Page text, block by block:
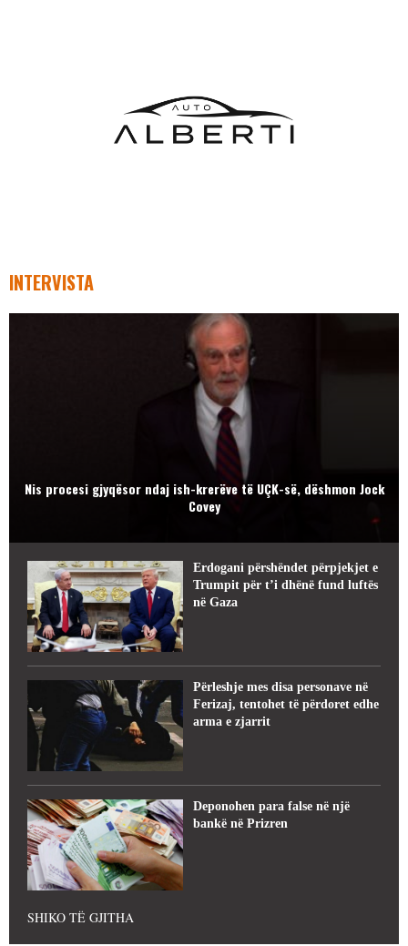
INTERVISTA
Nis procesi gjyqësor ndaj ish-krerëve të UÇK-së, dëshmon Jock
Covey
Erdogani përshëndet përpjekjet e
Trumpit për t’i dhënë fund luftës
në Gaza
Përleshje mes disa personave në
Ferizaj, tentohet të përdoret edhe
arma e zjarrit
Deponohen para false në një
bankë në Prizren
SHIKO TË GJITHA